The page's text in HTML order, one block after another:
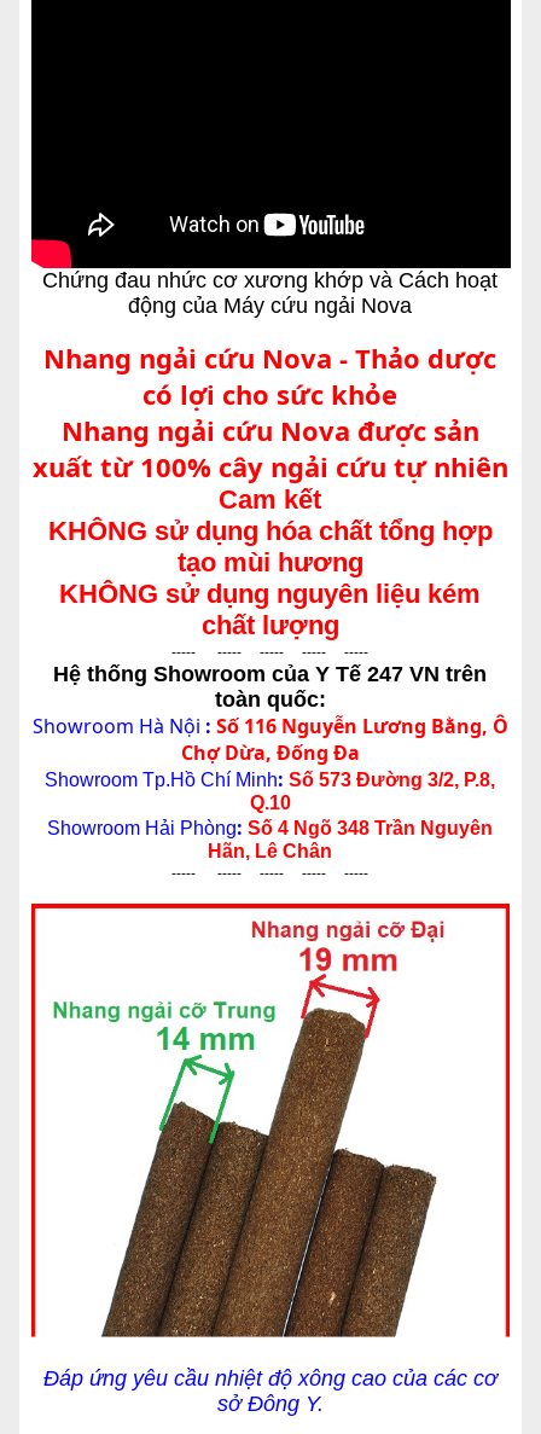
Chứng đau nhức cơ xương khớp và Cách hoạt
động của Máy cứu ngải Nova
Nhang ngải cứu Nova - Thảo dược
có lợi cho sức khỏe
Nhang ngải cứu Nova được sản
xuất từ 100% cây ngải cứu tự nhiên
Cam kết
KHÔNG sử dụng hóa chất tổng hợp
tạo mùi hương
KHÔNG sử dụng nguyên liệu kém
chất lượng
----- ----- ----- ----- -----
Hệ thống Showroom của Y Tế 247 VN trên
toàn quốc:
Showroom Hà Nội : Số 116 Nguyễn Lương Bằng, Ô
Chợ Dừa, Đống Đa
Showroom Tp.Hồ Chí Minh: Số 573 Đường 3/2, P.8,
Q.10
Showroom Hải Phòng: Số 4 Ngõ 348 Trần Nguyên
Hãn, Lê Chân
----- ----- ----- ----- -----
Đáp ứng yêu cầu nhiệt độ xông cao của các cơ
sở Đông Y.